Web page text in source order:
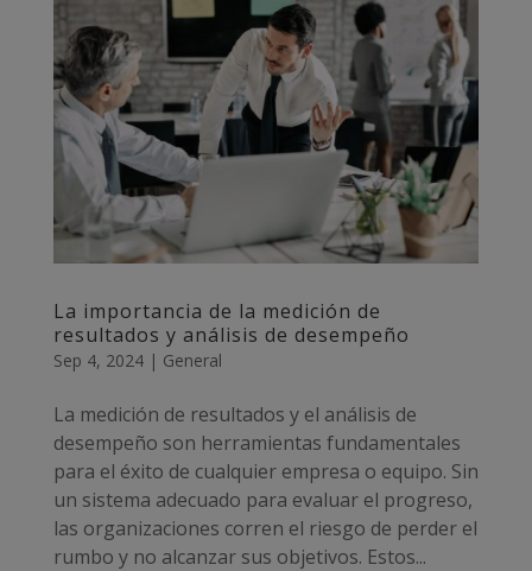
La importancia de la medición de
resultados y análisis de desempeño
Sep 4, 2024| General
La medición de resultados y el análisis de
desempeño son herramientas fundamentales
para el éxito de cualquier empresa o equipo. Sin
un sistema adecuado para evaluar el progreso,
las organizaciones corren el riesgo de perder el
rumbo y no alcanzar sus objetivos. Estos...